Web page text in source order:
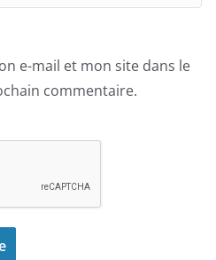
e-mail et mon site dans le
commentaire.